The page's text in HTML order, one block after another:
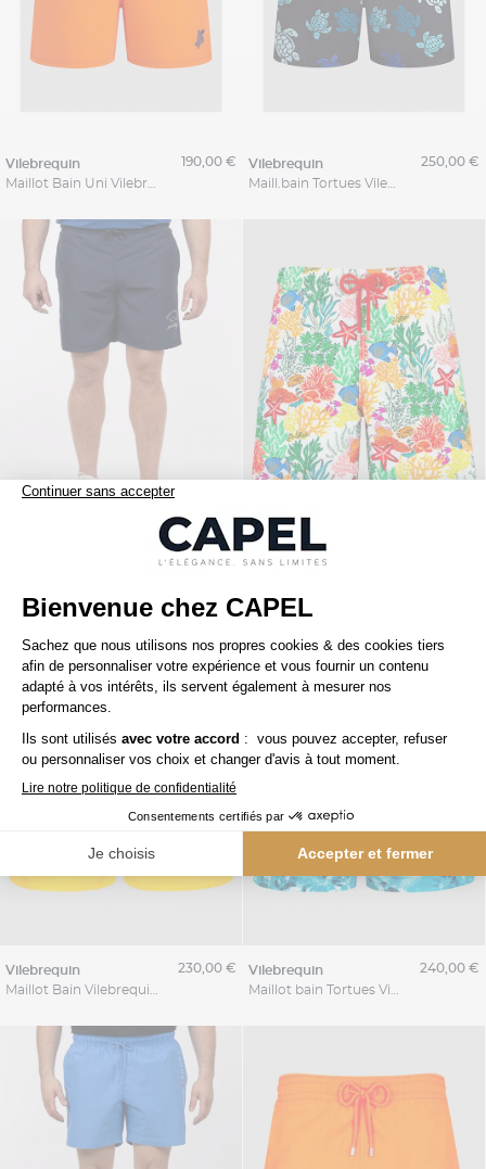
vilebrequin
190,00 €
vilebrequin
250,00 €
150,00 €
vilebrequin
vilebrequin
230,00 €
vilebrequin
240,00 €